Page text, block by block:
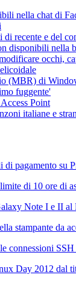
nella chat di
recente e del
disponibili nella
occhi,
(MBR) di
fuggente'
Point
italiane e
pagamento su
di 10 ore di
Note I e II
stampante da
connessioni
Day 2012 dal